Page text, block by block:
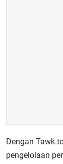
Dengan
pengelolaan